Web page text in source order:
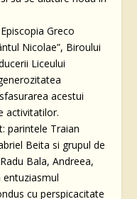
Greco
Nicolae”, Biroului
Liceului
acestui
activitatilor.
parintele Traian
Beita si grupul de
Bala, Andreea,
entuziasmul
cu perspicacitate